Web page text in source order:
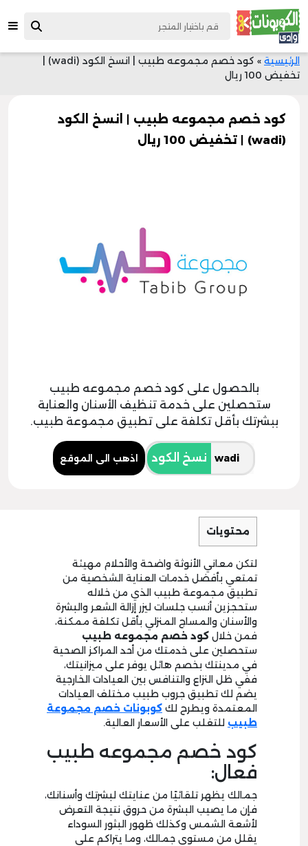
الرئيسية »
كود خصم مجموعه طبيب | انسخ الكود (wadi) |
تخفيض 100 ريال
كود خصم مجموعه طبيب | انسخ الكود
(wadi) | تخفيض 100 ريال
بالحصول على كود خصم مجموعه طبيب
ستحصلين على خدمة تنظيف الأسنان والعناية
ببشرتك بأقل تكلفة على تطبيق مجموعة طبيب.
نسخ الكود اذهب الى الموقع
محتويات
لتكن معاني الأنوثة واضحة والأحلام مهيئة
تمتعي بأفضل خدمات العناية الشخصية من
تطبيق مجموعة طبيب الذي من خلاله
ستحجزين أنسب جلسات ليزر إزالة الشعر والبشرة
والأسنان والمساج المنزلي بأقل تكلفة ممكنة،
فمن خلال كود خصم مجموعه طبيب
ستحصلين على خدمتك من أحد المراكز الصحية
في مدينتك بخصم هائل يوفر على ميزانيتك،
ففي ظل النزاع والتنافس بين العيادات الخارجية
يضم لك تطبيق جروب طبيب مختلف العيادات
المعتمدة ويطرح لك كوبونات خصم مجموعة
طبيب للتغلب على الأسعار العالية.
كود خصم مجموعه طبيب
فعال:
جمالك يظهر تلقائيًا من عنايتك لبشرتك وأسنانك،
فإن ما يصيب البشرة من حروق نتيجة التعرض
لأشعة الشمس وكذلك ظهور البثور السوداء
يقلل من مستوى جمالك، وما يتراكم على